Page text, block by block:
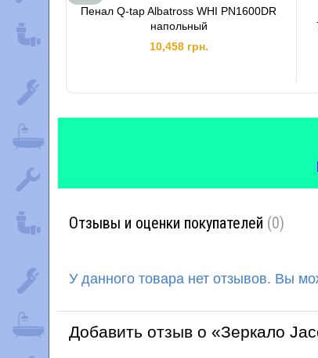
Пенал Q-tap Albatross WHI PN1600DR
напольный
10,458 грн.
Отзывы и оценки покупателей (0)
У данного товара нет отзывов. Вы
Добавить отзыв о «Зеркало